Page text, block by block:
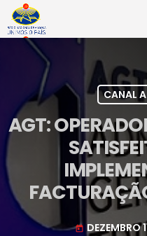
CANAL
AGT:
today DEZEMBRO